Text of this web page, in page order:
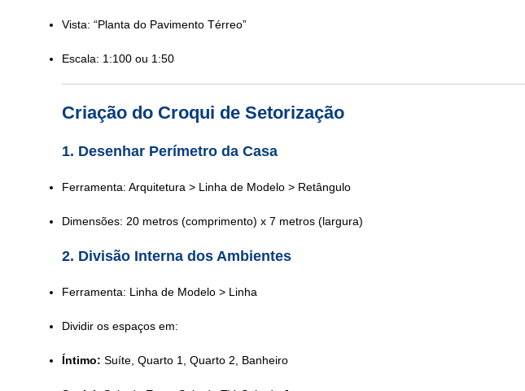
Vista: “Planta do Pavimento Térreo”
Escala: 1:100 ou 1:50
Criação do Croqui de Setorização
1. Desenhar Perímetro da Casa
Ferramenta: Arquitetura > Linha de Modelo > Retângulo
Dimensões: 20 metros (comprimento) x 7 metros (largura)
2. Divisão Interna dos Ambientes
Ferramenta: Linha de Modelo > Linha
Dividir os espaços em:
Íntimo: Suíte, Quarto 1, Quarto 2, Banheiro